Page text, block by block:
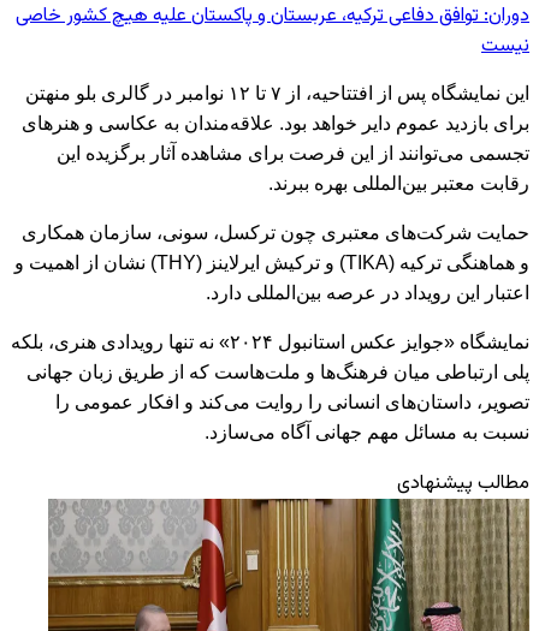
دوران: توافق دفاعی ترکیه، عربستان و پاکستان علیه هیچ کشور خاصی
نیست
این نمایشگاه پس از افتتاحیه، از ۷ تا ۱۲ نوامبر در گالری بلو منهتن
برای بازدید عموم دایر خواهد بود. علاقه‌مندان به عکاسی و هنرهای
تجسمی می‌توانند از این فرصت برای مشاهده آثار برگزیده این
رقابت معتبر بین‌المللی بهره ببرند.
حمایت شرکت‌های معتبری چون ترکسل، سونی، سازمان همکاری
و هماهنگی ترکیه (TIKA) و ترکیش ایرلاینز (THY) نشان از اهمیت و
اعتبار این رویداد در عرصه بین‌المللی دارد.
نمایشگاه «جوایز عکس استانبول ۲۰۲۴» نه تنها رویدادی هنری، بلکه
پلی ارتباطی میان فرهنگ‌ها و ملت‌هاست که از طریق زبان جهانی
تصویر، داستان‌های انسانی را روایت می‌کند و افکار عمومی را
نسبت به مسائل مهم جهانی آگاه می‌سازد.
مطالب پیشنهادی